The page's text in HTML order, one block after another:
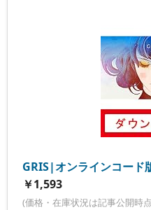
GRIS|オンラインコード
￥1,593
(価格・在庫状況は記事公開時